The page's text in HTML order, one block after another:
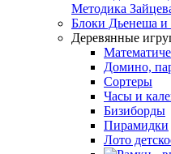
Методика
Блоки Дьенеша
Деревянные
Домино,
Сортеры
Часы и
Бизиборды
Пирамидки
Лото